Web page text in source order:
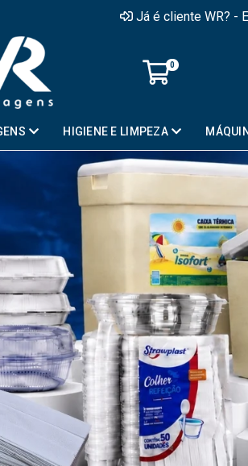
Já é cliente WR? -
0
HIGIENE E LIMPEZA